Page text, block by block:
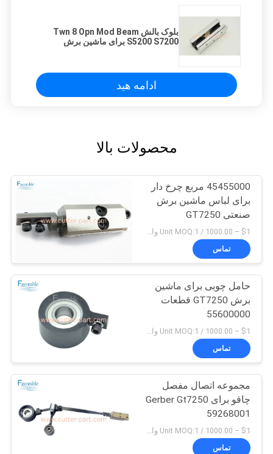
بلوک بالش Twn 8 Opn Mod Beam
S5200 S7200 برای ماشین برش
ادامه هید
محصولات بالا
45455000 مربع چرخ دار
برای لباس ماشین برش
صنعتی GT7250
$1 – 1000.00 / Unit MOQ:1 واحد/واحد منفی است
تماس
حامل چوبی برای ماشین
برش GT7250 قطعات
55600000
تماس
مجموعه اتصال مفصل
چاقو برای Gerber Gt7250
59268001
تماس